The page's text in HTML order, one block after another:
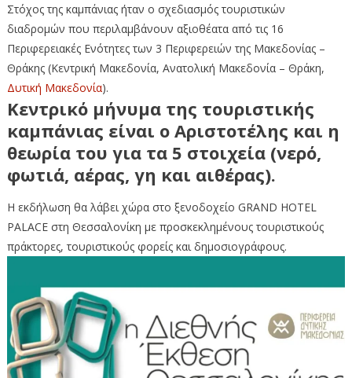
Στόχος της καμπάνιας ήταν ο σχεδιασμός τουριστικών
διαδρομών που περιλαμβάνουν αξιοθέατα από τις 16
Περιφερειακές Ενότητες των 3 Περιφερειών της Μακεδονίας –
Θράκης (Κεντρική Μακεδονία, Ανατολική Μακεδονία – Θράκη,
Δυτική Μακεδονία).
Κεντρικό μήνυμα της τουριστικής
καμπάνιας είναι ο Αριστοτέλης και η
θεωρία του για τα 5 στοιχεία (νερό,
φωτιά, αέρας, γη και αιθέρας).
Η εκδήλωση θα λάβει χώρα στο ξενοδοχείο GRAND HOTEL
PALACE στη Θεσσαλονίκη με προσκεκλημένους τουριστικούς
πράκτορες, τουριστικούς φορείς και δημοσιογράφους.